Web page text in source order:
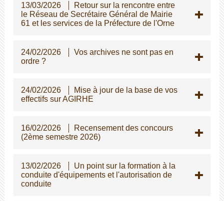
13/03/2026
Retour sur la rencontre entre
le Réseau de Secrétaire Général de Mairie
61 et les services de la Préfecture de l'Orne
24/02/2026
Vos archives ne sont pas en
ordre ?
24/02/2026
Mise à jour de la base de vos
effectifs sur AGIRHE
16/02/2026
Recensement des concours
(2ème semestre 2026)
13/02/2026
Un point sur la formation à la
conduite d'équipements et l'autorisation de
conduite